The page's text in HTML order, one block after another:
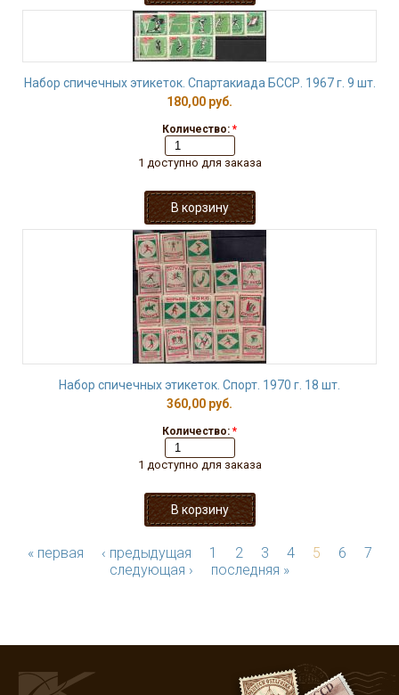
Набор спичечных этикеток. Спартакиада БССР. 1967 г. 9 шт.
180,00 руб.
Количество: *
1 доступно для заказа
Набор спичечных этикеток. Спорт. 1970 г. 18 шт.
360,00 руб.
Количество: *
1 доступно для заказа
« первая ‹ предыдущая 1 2 3 4 5 6
7
следующая ›
последняя »